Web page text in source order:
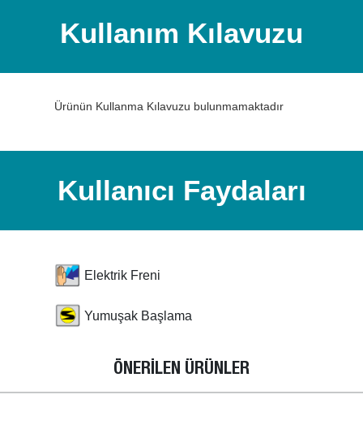
Kullanım Kılavuzu
Ürünün Kullanma Kılavuzu bulunmamaktadır
Kullanıcı Faydaları
Elektrik Freni
Yumuşak Başlama
ÖNERİLEN ÜRÜNLER